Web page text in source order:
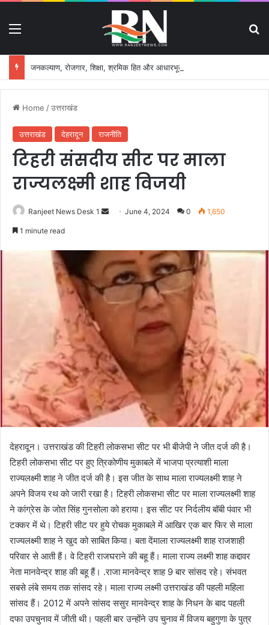
Home /उत्तराखंड
उत्तराखंड देहरादून राजनीति
टिहरी संसदीय सीट पर माला
राज्यलक्ष्मी शाह विजयी
Ranjeet News Desk 1
a
n
l
June 4, 2024 0 1,650
1 minute read
देहरादून। उत्तराखंड की टिहरी लोकसभा सीट पर भी बीजेपी ने जीत दर्ज की है।
टिहरी लोकसभा सीट पर हुए त्रिकोणीय मुकाबले में भाजपा प्रत्याशी माला
राज्यलक्ष्मी शाह ने जीत दर्ज की है। इस जीत के साथ माला राज्यलक्ष्मी शाह ने
अपने विजय रथ को जारी रखा है। टिहरी लोकसभा सीट पर माला राज्यलक्ष्मी शाह
ने कांग्रेस के जोत सिंह गुनसोला को हराया। इस सीट पर निर्दलीय बॉबी पंवार भी
टक्कर में थे। टिहरी सीट पर हुये रोचक मुकाबले में आखिर एक बार फिर से माला
राज्यलक्ष्मी शाह ने खुद को साबित किया। बता देंमाला राज्यलक्ष्मी शाह राजशाही
परिवार से आती हैं। वे टिहरी राजघराने की बहू हैं। माला राज्य लक्ष्मी शाह कद्दावर
नेता मानवेन्द्र शाह की बहू हैं। .राजा मानवेन्द्र शाह 9 बार सांसद रहे। संभवत
सबसे लंबे समय तक सांसद रहे। माला राज्य लक्ष्मी उत्तराखंड की पहली महिला
सांसद हैं। 2012 में अपने सांसद ससुर मानवेन्द्र शाह के निधन के बाद पहली
दफा उपचुनाव में जीती थी। पहली बार उन्होंने उप चुनाव में विजय बहुगुणा के पुत्र